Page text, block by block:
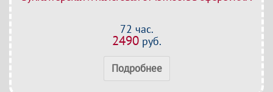
72 час.
2490руб.
Подробнее